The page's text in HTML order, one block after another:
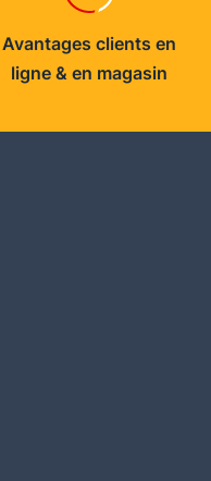
Avantages clients en
ligne & en magasin